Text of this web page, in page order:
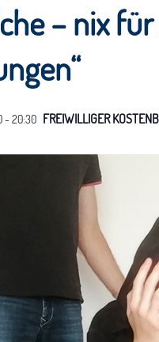
– nix
- 20:30 FREIWILLIGER